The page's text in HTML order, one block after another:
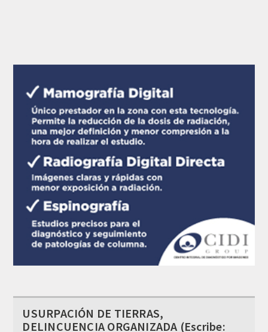
USURPACIÓN DE TIERRAS,
DELINCUENCIA ORGANIZADA (Escribe: